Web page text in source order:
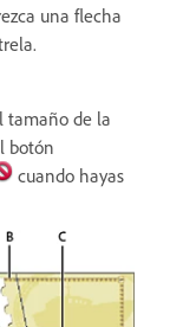
una flecha
tamaño de la
botón
cuando hayas